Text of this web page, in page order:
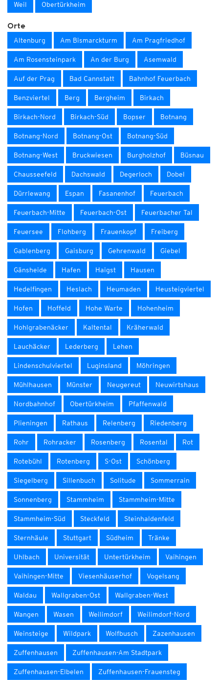
Weil Obertürkheim
Orte
Altenburg Am Bismarckturm Am Pragfriedhof
Am Rosensteinpark An der Burg Asemwald
Auf der Prag Bad Cannstatt Bahnhof Feuerbach
Benzviertel Berg Bergheim Birkach
Birkach-Nord Birkach-Süd Bopser Botnang
Botnang-Nord Botnang-Ost Botnang-Süd
Botnang-West Bruckwiesen Burgholzhof Büsnau
Chausseefeld Dachswald Degerloch Dobel
Dürrlewang Espan Fasanenhof Feuerbach
Feuerbach-Mitte Feuerbach-Ost Feuerbacher Tal
Feuersee Flohberg Frauenkopf Freiberg
Gablenberg Gaisburg Gehrenwald Giebel
Gänsheide Hafen Haigst Hausen
Hedelfingen Heslach Heumaden Heusteigviertel
Hofen Hoffeld Hohe Warte Hohenheim
Hohlgrabenäcker Kaltental Kräherwald
Lauchäcker Lederberg Lehen
Lindenschulviertel Luginsland Möhringen
Mühlhausen Münster Neugereut Neuwirtshaus
Nordbahnhof Obertürkheim Pfaffenwald
Plieningen Rathaus Relenberg Riedenberg
Rohr Rohracker Rosenberg Rosental Rot
Rotebühl Rotenberg S-Ost Schönberg
Siegelberg Sillenbuch Solitude Sommerrain
Sonnenberg Stammheim Stammheim-Mitte
Stammheim-Süd Steckfeld Steinhaldenfeld
Sternhäule Stuttgart Südheim Tränke
Uhlbach Universität Untertürkheim Vaihingen
Vaihingen-Mitte Viesenhäuserhof Vogelsang
Waldau Wallgraben-Ost Wallgraben-West
Wangen Wasen Weilimdorf Weilimdorf-Nord
Weinsteige Wildpark Wolfbusch Zazenhausen
Zuffenhausen Zuffenhausen-Am Stadtpark
Zuffenhausen-Elbelen Zuffenhausen-Frauensteg